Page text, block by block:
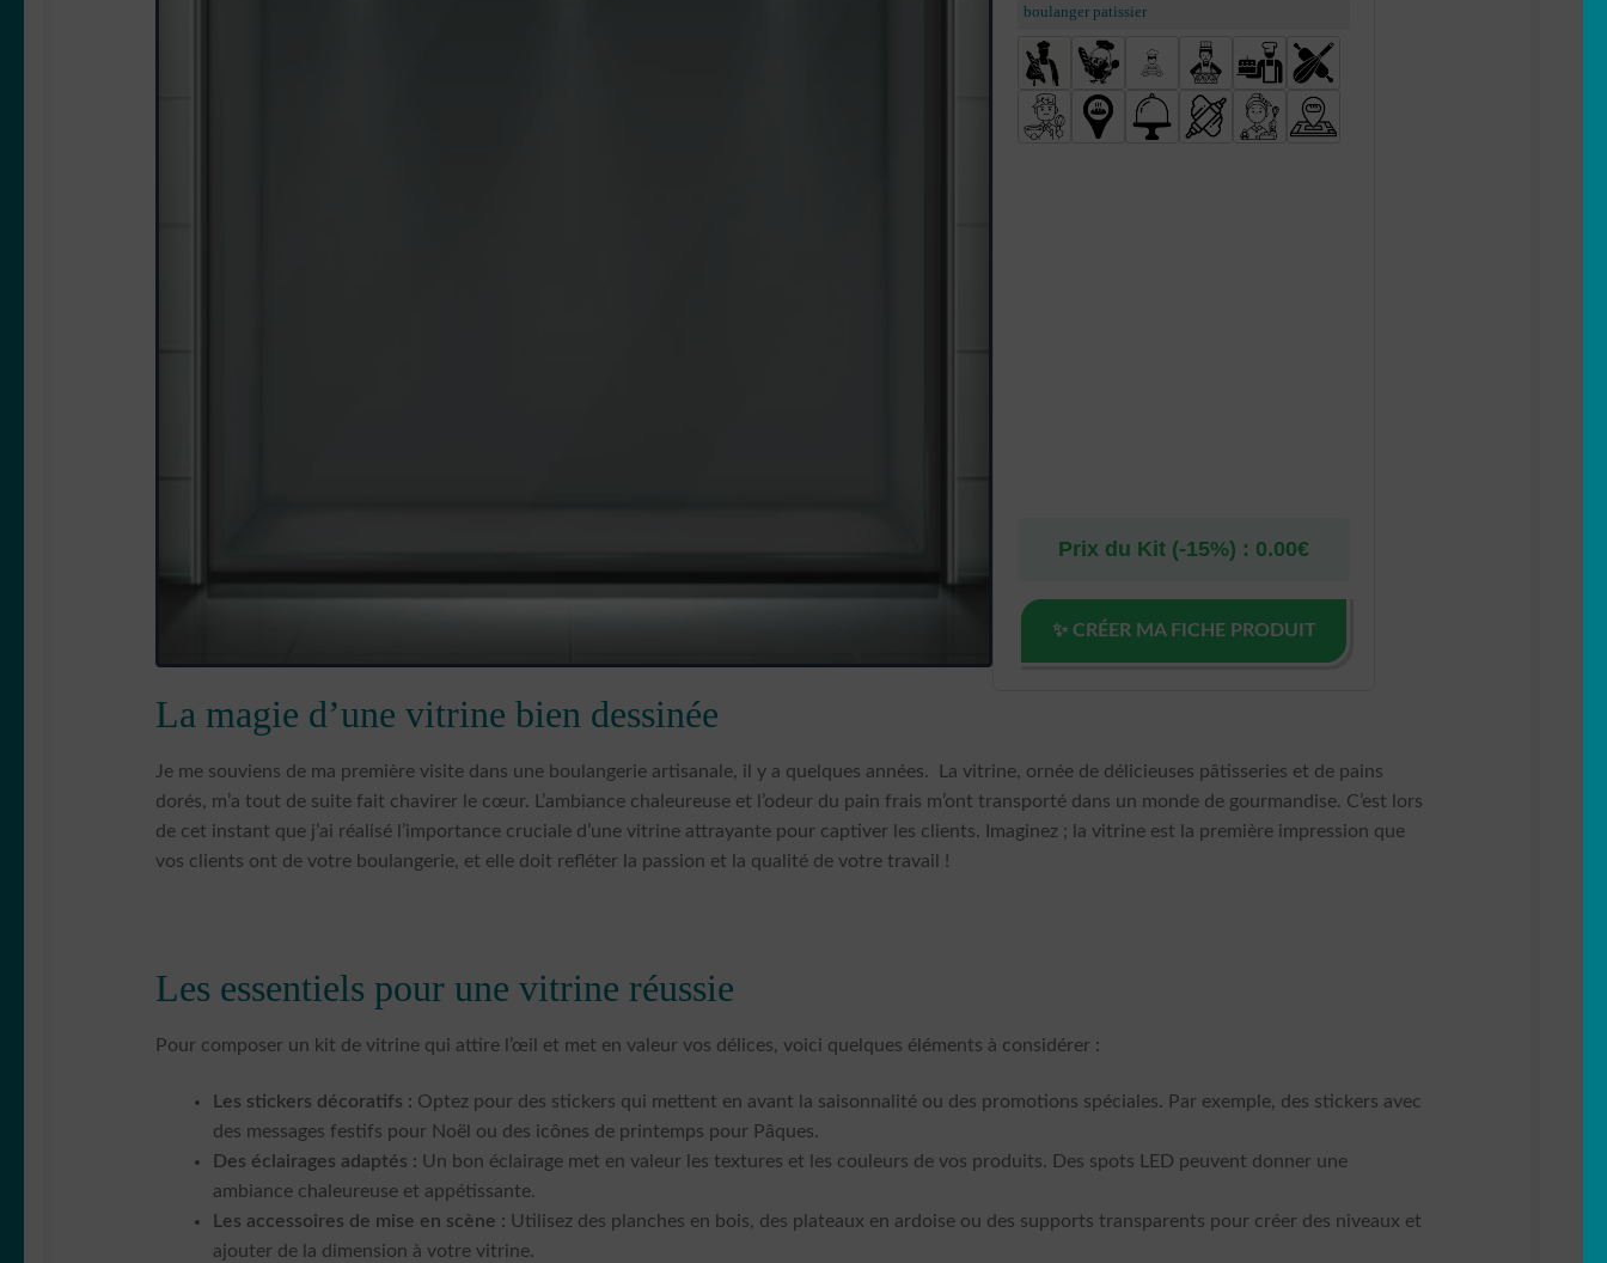
boulanger patissier
ornements
Prix du Kit (-15%) : 0.00€
✨ CRÉER MA FICHE PRODUIT
La magie d’une vitrine bien dessinée
Je me souviens de ma première visite dans une boulangerie artisanale, il y a quelques années. La vitrine, ornée de délicieuses pâtisseries et de pains
dorés, m’a tout de suite fait chavirer le cœur. L’ambiance chaleureuse et l’odeur du pain frais m’ont transporté dans un monde de gourmandise. C’est lors
de cet instant que j’ai réalisé l’importance cruciale d’une vitrine attrayante pour captiver les clients. Imaginez ; la vitrine est la première impression que
vos clients ont de votre boulangerie, et elle doit refléter la passion et la qualité de votre travail !
Les essentiels pour une vitrine réussie
Pour composer un kit de vitrine qui attire l’œil et met en valeur vos délices, voici quelques éléments à considérer :
Les stickers décoratifs : Optez pour des stickers qui mettent en avant la saisonnalité ou des promotions spéciales. Par exemple, des stickers avec
des messages festifs pour Noël ou des icônes de printemps pour Pâques.
Des éclairages adaptés : Un bon éclairage met en valeur les textures et les couleurs de vos produits. Des spots LED peuvent donner une
ambiance chaleureuse et appétissante.
Les accessoires de mise en scène : Utilisez des planches en bois, des plateaux en ardoise ou des supports transparents pour créer des niveaux et
ajouter de la dimension à votre vitrine.